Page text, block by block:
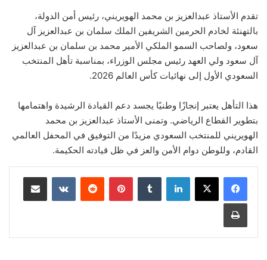
تقدم الأستاذ عبدالعزيز بن محمد الهويريني، رئيس أمن الدولة،
بالتهنئة لخادم الحرمين الشريفين الملك سلمان بن عبدالعزيز آل
سعود، ولصاحب السمو الملكي الأمير محمد بن سلمان بن عبدالعزيز
آل سعود ولي العهد رئيس مجلس الوزراء، بمناسبة تأهل المنتخب
السعودي الأول إلى نهائيات كأس العالم 2026.
هذا التأهل يعتبر إنجازًا وطنيًا يجسد دعم القيادة الرشيدة واهتمامها
بتطوير القطاع الرياضي. وتمنى الأستاذ عبدالعزيز بن محمد
الهويريني للمنتخب السعودي مزيدًا من التوفيق في المحفل العالمي
القادم، وللوطن دوام الأمن والعز في ظل قيادته الحكيمة.
لينكدإن بينتيريست